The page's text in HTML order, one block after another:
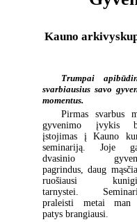
Kauno
Trumpai
svarbiausius savo
momentus.
Pirmas svarbus
gyvenimo įvykis
įstojimas į Kauno
seminariją. Joje
dvasinio
pagrindus, daug
ruošiausi
tarnystei.
praleisti metai man
patys brangiausi.